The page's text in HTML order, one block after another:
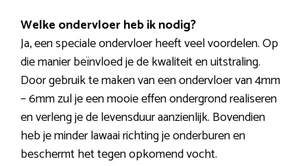
Welke ondervloer heb ik nodig?
Ja, een speciale ondervloer heeft veel voordelen. Op
die manier beïnvloed je de kwaliteit en uitstraling.
Door gebruik te maken van een ondervloer van 4mm
– 6mm zul je een mooie effen ondergrond realiseren
en verleng je de levensduur aanzienlijk. Bovendien
heb je minder lawaai richting je onderburen en
beschermt het tegen opkomend vocht.